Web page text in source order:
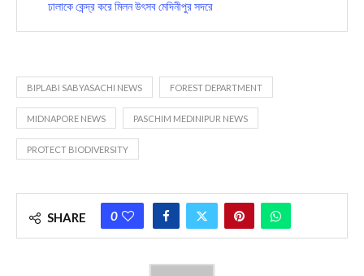
ঢালাকে কেন্দ্র করে মিলন উৎসব মেদিনীপুর সদরে
BIPLABI SABYASACHI NEWS FOREST DEPARTMENT
MIDNAPORE NEWS PASCHIM MEDINIPUR NEWS
PROTECT BIODIVERSITY
SHARE 0